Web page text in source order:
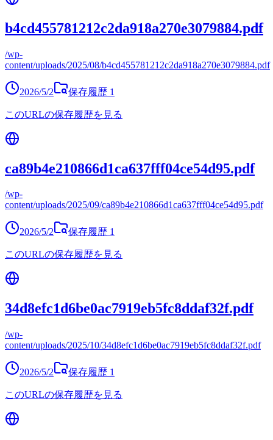
b4cd455781212c2da918a270e3079884.pdf
/wp-
content/uploads/2025/08/b4cd455781212c2da918a270e3079884.pdf
2026/5/2 保存履歴 1
このURLの保存履歴を見る
ca89b4e210866d1ca637fff04ce54d95.pdf
/wp-
content/uploads/2025/09/ca89b4e210866d1ca637fff04ce54d95.pdf
2026/5/2 保存履歴 1
このURLの保存履歴を見る
34d8efc1d6be0ac7919eb5fc8ddaf32f.pdf
/wp-
content/uploads/2025/10/34d8efc1d6be0ac7919eb5fc8ddaf32f.pdf
2026/5/2 保存履歴 1
このURLの保存履歴を見る